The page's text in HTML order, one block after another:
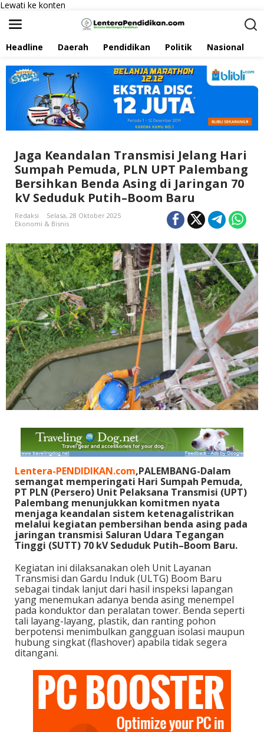
Lewati ke konten
Headline Daerah Pendidikan Politik Nasional
Jaga Keandalan Transmisi Jelang Hari
Sumpah Pemuda, PLN UPT Palembang
Bersihkan Benda Asing di Jaringan 70
kV Seduduk Putih–Boom Baru
Redaksi
Selasa, 28 Oktober 2025
Ekonomi & Bisnis
Lentera-PENDIDIKAN.com,PALEMBANG-Dalam
semangat memperingati Hari Sumpah Pemuda,
PT PLN (Persero) Unit Pelaksana Transmisi (UPT)
Palembang menunjukkan komitmen nyata
menjaga keandalan sistem ketenagalistrikan
melalui kegiatan pembersihan benda asing pada
jaringan transmisi Saluran Udara Tegangan
Tinggi (SUTT) 70 kV Seduduk Putih–Boom Baru.
Kegiatan ini dilaksanakan oleh Unit Layanan
Transmisi dan Gardu Induk (ULTG) Boom Baru
sebagai tindak lanjut dari hasil inspeksi lapangan
yang menemukan adanya benda asing menempel
pada konduktor dan peralatan tower. Benda seperti
tali layang-layang, plastik, dan ranting pohon
berpotensi menimbulkan gangguan isolasi maupun
hubung singkat (flashover) apabila tidak segera
ditangani.